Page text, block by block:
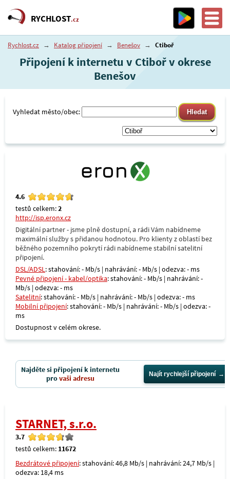
RYCHLOST.cz
Rychlost.cz → Katalog připojení → Benešov → Ctiboř
Připojení k internetu v Ctiboř v okrese
Benešov
Vyhledat město/obec:
4.6
testů celkem:2
http://isp.eronx.cz
Digitální partner - jsme plně dostupní, a rádi Vám nabídneme
maximální služby s přidanou hodnotou. Pro klienty z oblastí bez
běžného pozemního pokrytí rádi nabídneme stabilní satelitní
připojení.
DSL/ADSL: stahování: - Mb/s | nahrávání: - Mb/s | odezva: - ms
Pevné připojení - kabel/optika: stahování: - Mb/s | nahrávání: -
Mb/s | odezva: - ms
Satelitní: stahování: - Mb/s | nahrávání: - Mb/s | odezva: - ms
Mobilní připojení: stahování: - Mb/s | nahrávání: - Mb/s | odezva: -
ms
Dostupnost v celém okrese.
Najděte si připojení k internetu
provaši adresu Najít rychlejší připojení
STARNET, s.r.o.
3.7
testů celkem: 11672
Bezdrátové připojení: stahování: 46,8 Mb/s | nahrávání: 24,7 Mb/s |
odezva: 18,4 ms